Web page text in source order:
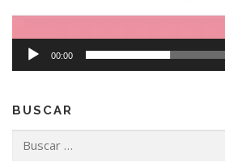
00:00
BUSCAR